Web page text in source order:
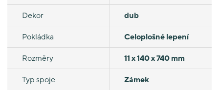
Dekor dub
Pokládka Celoplošné lepení
Rozměry 11 x 140 x 740 mm
Typ spoje Zámek